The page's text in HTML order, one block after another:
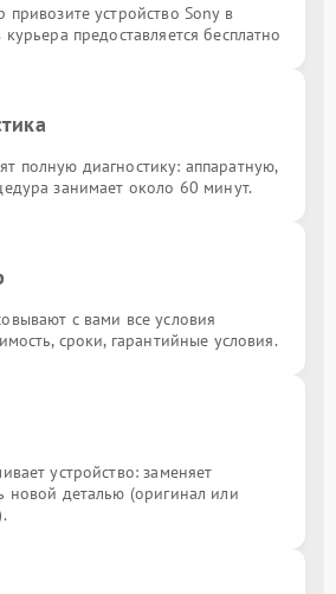
устройство Sony в
предоставляется бесплатно
полную диагностику: аппаратную,
занимает около 60 минут.
с вами все условия
сроки, гарантийные условия.
устройство: заменяет
новой деталью (оригинал или